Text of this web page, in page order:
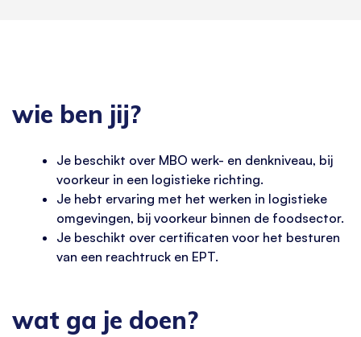
wie ben jij?
Je beschikt over MBO werk- en denkniveau, bij
voorkeur in een logistieke richting.
Je hebt ervaring met het werken in logistieke
omgevingen, bij voorkeur binnen de foodsector.
Je beschikt over certificaten voor het besturen
van een reachtruck en EPT.
wat ga je doen?